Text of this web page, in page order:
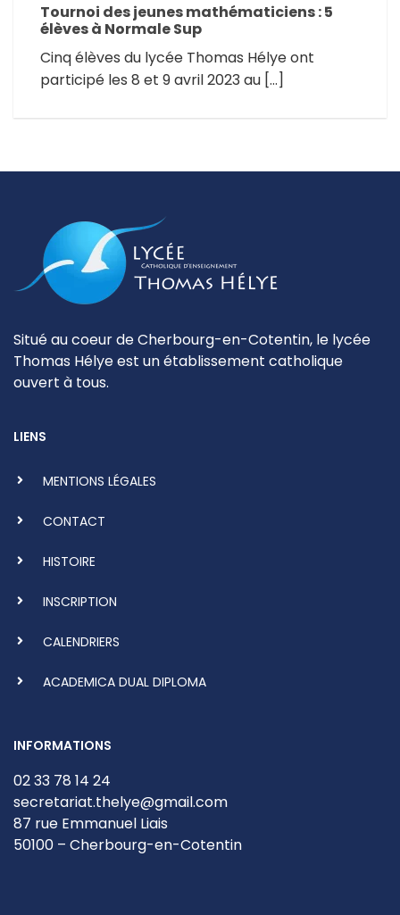
Tournoi des jeunes mathématiciens : 5
élèves à Normale Sup
Cinq élèves du lycée Thomas Hélye ont
participé les 8 et 9 avril 2023 au […]
Situé au coeur de Cherbourg-en-Cotentin, le lycée
Thomas Hélye est un établissement catholique
ouvert à tous.
LIENS
MENTIONS LÉGALES
CONTACT
HISTOIRE
INSCRIPTION
CALENDRIERS
ACADEMICA DUAL DIPLOMA
INFORMATIONS
02 33 78 14 24
secretariat.thelye@gmail.com
87 rue Emmanuel Liais
50100 – Cherbourg-en-Cotentin